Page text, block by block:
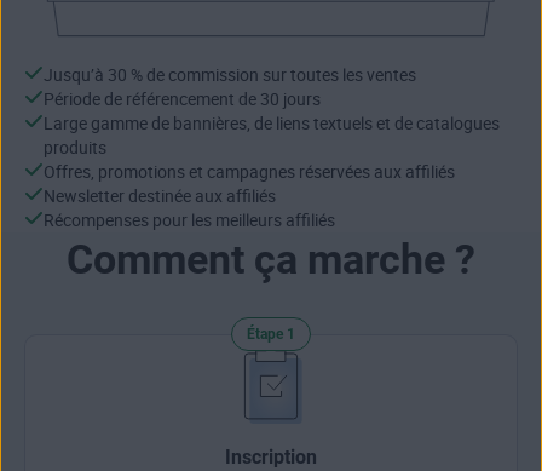
Jusqu’à 30 % de commission sur toutes les ventes
Période de référencement de 30 jours
Large gamme de bannières, de liens textuels et de catalogues
produits
Offres, promotions et campagnes réservées aux affiliés
Newsletter destinée aux affiliés
Récompenses pour les meilleurs affiliés
Comment ça marche ?
Étape 1
Inscription